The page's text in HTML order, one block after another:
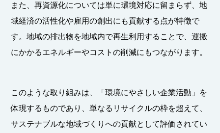
また、再資源化については単に環境対応に留まらず、地
域経済の活性化や雇用の創出にも貢献する点が特徴で
す。地域の排出物を地域内で再生利用することで、運搬
にかかるエネルギーやコストの削減にもつながります。
このような取り組みは、「環境にやさしい企業活動」を
体現するものであり、単なるリサイクルの枠を超えて、
サステナブルな地域づくりへの貢献として評価されてい